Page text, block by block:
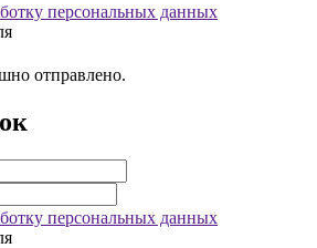
персональных данных
отправлено.
персональных данных